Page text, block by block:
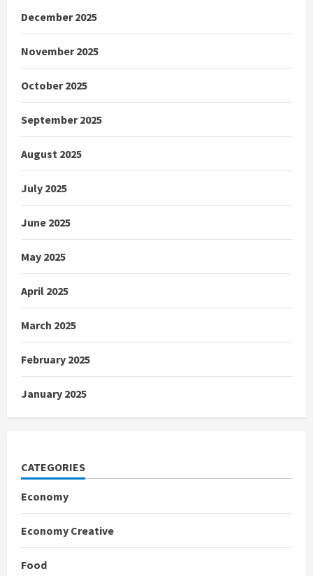
December 2025
November 2025
October 2025
September 2025
August 2025
July 2025
June 2025
May 2025
April 2025
March 2025
February 2025
January 2025
CATEGORIES
Economy
Economy Creative
Food